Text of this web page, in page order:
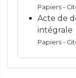
Papiers -
Acte de
intégrale
Papiers -